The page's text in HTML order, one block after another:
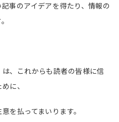
事のアイデアを得たり、情報の
は、これからも読者の皆様に信
に、
を払ってまいります。